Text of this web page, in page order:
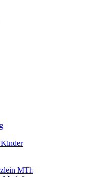
Kinder
MTh